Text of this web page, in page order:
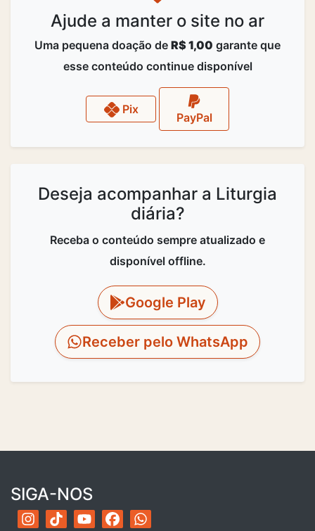
Ajude a manter o site no ar
Uma pequena doação de R$ 1,00 garante que
esse conteúdo continue disponível
Pix
PayPal
Deseja acompanhar a Liturgia
diária?
Receba o conteúdo sempre atualizado e
disponível offline.
Google Play
Receber pelo WhatsApp
SIGA-NOS